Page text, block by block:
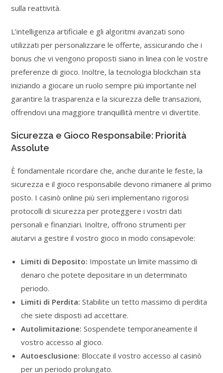
sulla reattività.
L’intelligenza artificiale e gli algoritmi avanzati sono
utilizzati per personalizzare le offerte, assicurando che i
bonus che vi vengono proposti siano in linea con le vostre
preferenze di gioco. Inoltre, la tecnologia blockchain sta
iniziando a giocare un ruolo sempre più importante nel
garantire la trasparenza e la sicurezza delle transazioni,
offrendovi una maggiore tranquillità mentre vi divertite.
Sicurezza e Gioco Responsabile: Priorità
Assolute
È fondamentale ricordare che, anche durante le feste, la
sicurezza e il gioco responsabile devono rimanere al primo
posto. I casinò online più seri implementano rigorosi
protocolli di sicurezza per proteggere i vostri dati
personali e finanziari. Inoltre, offrono strumenti per
aiutarvi a gestire il vostro gioco in modo consapevole:
Limiti di Deposito: Impostate un limite massimo di
denaro che potete depositare in un determinato
periodo.
Limiti di Perdita: Stabilite un tetto massimo di perdita
che siete disposti ad accettare.
Autolimitazione: Sospendete temporaneamente il
vostro accesso al gioco.
Autoesclusione: Bloccate il vostro accesso al casinò
per un periodo prolungato.